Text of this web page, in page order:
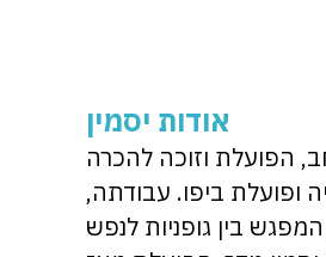
אודות יסמין
הפועלת וזוכה להכרה
ירושלים שגדלה בניו יורק ומזה 25 שנה חיה ופועלת ביפו. עבודתה,
בין גופניות לנפש